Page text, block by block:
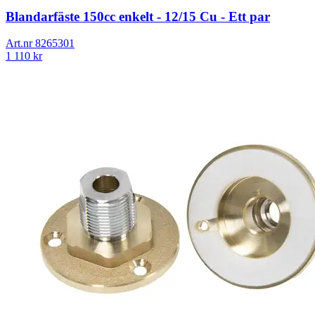
Blandarfäste 150cc enkelt - 12/15 Cu - Ett par
Art.nr8265301
1 110 kr